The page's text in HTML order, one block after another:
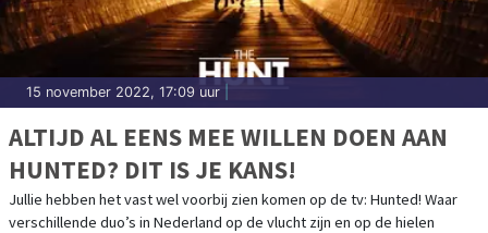
15 november 2022, 17:09 uur
ALTIJD AL EENS MEE WILLEN DOEN AAN
HUNTED? DIT IS JE KANS!
Jullie hebben het vast wel voorbij zien komen op de tv: Hunted! Waar
verschillende duo’s in Nederland op de vlucht zijn en op de hielen